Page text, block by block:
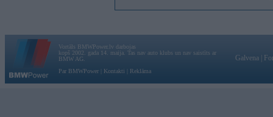
Vortāls BMWPower.lv darbojas
kopš 2002. gada 14. maija. Tas nav auto klubs un nav saistīts ar
BMW AG.
Par BMWPower
Kontakti Reklāma
Galvena